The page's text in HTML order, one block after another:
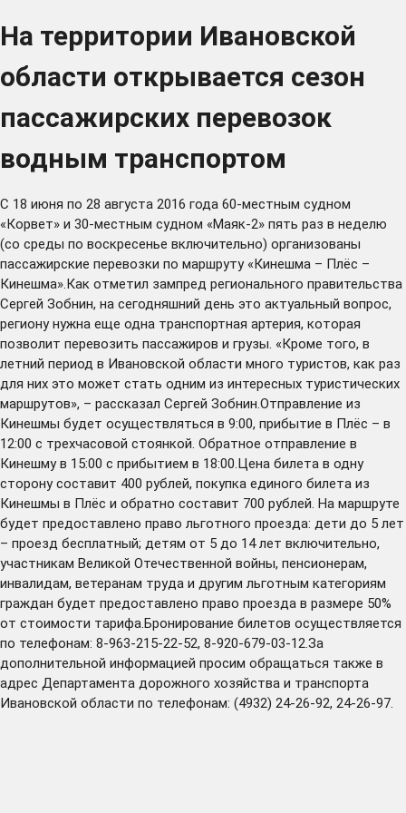
На территории Ивановской
области открывается сезон
пассажирских перевозок
водным транспортом
С 18 июня по 28 августа 2016 года 60-местным судном
«Корвет» и 30-местным судном «Маяк-2» пять раз в неделю
(со среды по воскресенье включительно) организованы
пассажирские перевозки по маршруту «Кинешма – Плёс –
Кинешма».Как отметил зампред регионального правительства
Сергей Зобнин, на сегодняшний день это актуальный вопрос,
региону нужна еще одна транспортная артерия, которая
позволит перевозить пассажиров и грузы. «Кроме того, в
летний период в Ивановской области много туристов, как раз
для них это может стать одним из интересных туристических
маршрутов», – рассказал Сергей Зобнин.Отправление из
Кинешмы будет осуществляться в 9:00, прибытие в Плёс – в
12:00 с трехчасовой стоянкой. Обратное отправление в
Кинешму в 15:00 с прибытием в 18:00.Цена билета в одну
сторону составит 400 рублей, покупка единого билета из
Кинешмы в Плёс и обратно составит 700 рублей. На маршруте
будет предоставлено право льготного проезда: дети до 5 лет
– проезд бесплатный; детям от 5 до 14 лет включительно,
участникам Великой Отечественной войны, пенсионерам,
инвалидам, ветеранам труда и другим льготным категориям
граждан будет предоставлено право проезда в размере 50%
от стоимости тарифа.Бронирование билетов осуществляется
по телефонам: 8-963-215-22-52, 8-920-679-03-12.За
дополнительной информацией просим обращаться также в
адрес Департамента дорожного хозяйства и транспорта
Ивановской области по телефонам: (4932) 24-26-92, 24-26-97.